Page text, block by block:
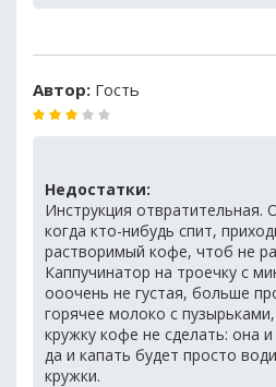
Автор: Гость
Недостатки:
Инструкция отвратительная.
когда кто-нибудь спит,
растворимый кофе, чтоб не
Каппучинатор на троечку с
ооочень не густая, больше
горячее молоко с
кружку кофе не сделать: она
да и капать будет просто
кружки.